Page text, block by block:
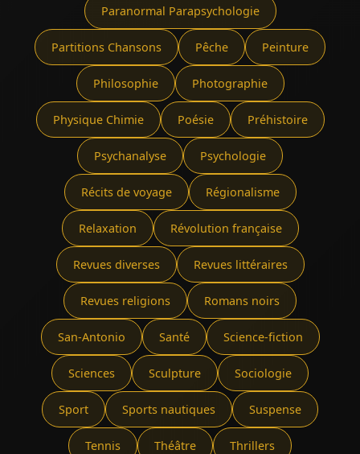
Paranormal Parapsychologie
Partitions Chansons Pêche Peinture
Philosophie Photographie
Physique Chimie Poésie Préhistoire
Psychanalyse Psychologie
Récits de voyage Régionalisme
Relaxation Révolution française
Revues diverses Revues littéraires
Revues religions Romans noirs
San-Antonio Santé Science-fiction
Sciences Sculpture Sociologie
Sport Sports nautiques Suspense
Tennis Théâtre Thrillers